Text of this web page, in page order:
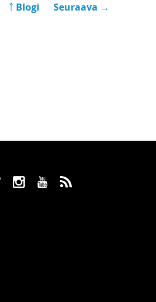
￪ Blogi Seuraava →
x r ,